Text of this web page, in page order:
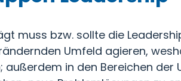
muss bzw. sollte die
Umfeld agieren,
außerdem in den Bereichen